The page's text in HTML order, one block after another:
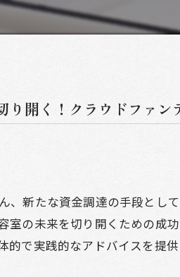
り開く！クラウドファン
、新たな資金調達の手段とし
室の未来を切り開くための成
的で実践的なアドバイスを提